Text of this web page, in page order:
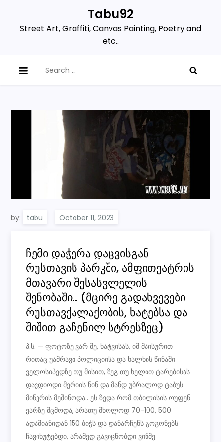
content
Tabu92
Street Art, Graffiti, Canvas Painting, Poetry and
etc..
for:
by: tabu
ჩემი დაჭერა დაცვისგან
რუსთავის პარკში, ამფითეატრის
მთავარი შესასვლელის
შენობაში.. (მცირე გადახვევები
რუსთავქალაქობის, ხატებსა და
შიშით გაჩენილ სტრესზეც)
პ.ს. — ფოტოზე ვარ მე, ხატვისას, იმ მაისურით
რითაც უამრავი პოლიციისა და ხალხის წინაში
ველოსიპედზე თუ მისით, ზეგ თუ ხელით ტარებისას
დავდიოდი მერიის წინ და მანდ უბრალოდ ტაბუს
მიწერის მეშინოდა.. ეს ზედა რომ თბილისის ოუფენ
ეარზე მცმოდა, არათუ მხოლოდ 70-100, 500
ადამიანიდან 150 ბიჭს და დანარჩენს გოგონებს
ჩავიხუტებდი, არამედ გავიცნობდი ვინმე